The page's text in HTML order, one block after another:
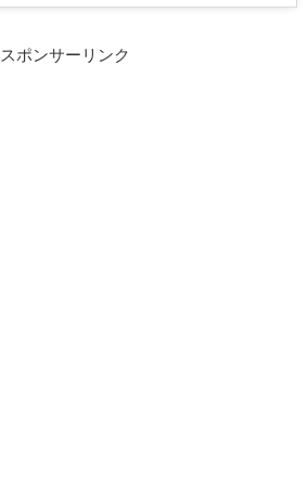
スポンサーリンク